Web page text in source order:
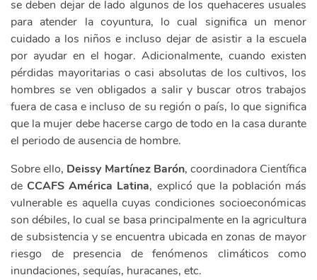
se deben dejar de lado algunos de los quehaceres usuales
para atender la coyuntura, lo cual significa un menor
cuidado a los niños e incluso dejar de asistir a la escuela
por ayudar en el hogar. Adicionalmente, cuando existen
pérdidas mayoritarias o casi absolutas de los cultivos, los
hombres se ven obligados a salir y buscar otros trabajos
fuera de casa e incluso de su región o país, lo que significa
que la mujer debe hacerse cargo de todo en la casa durante
el periodo de ausencia de hombre.
Sobre ello, Deissy Martínez Barón, coordinadora Científica
de CCAFS América Latina, explicó que la población más
vulnerable es aquella cuyas condiciones socioeconómicas
son débiles, lo cual se basa principalmente en la agricultura
de subsistencia y se encuentra ubicada en zonas de mayor
riesgo de presencia de fenómenos climáticos como
inundaciones, sequías, huracanes, etc.